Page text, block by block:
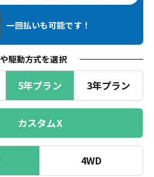
一回払いも可能です！
駆動方式を選択
5年プラン 3年プラン
カスタムX
4WD